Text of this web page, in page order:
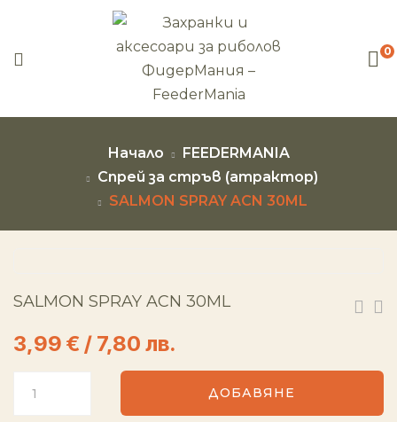
0
Начало
FEEDERMANIA
Спрей за стръв (атрактор)
SALMON SPRAY ACN 30ML
SALMON SPRAY ACN 30ML
3,99 € / 7,80 лв.
ДОБАВЯНЕ